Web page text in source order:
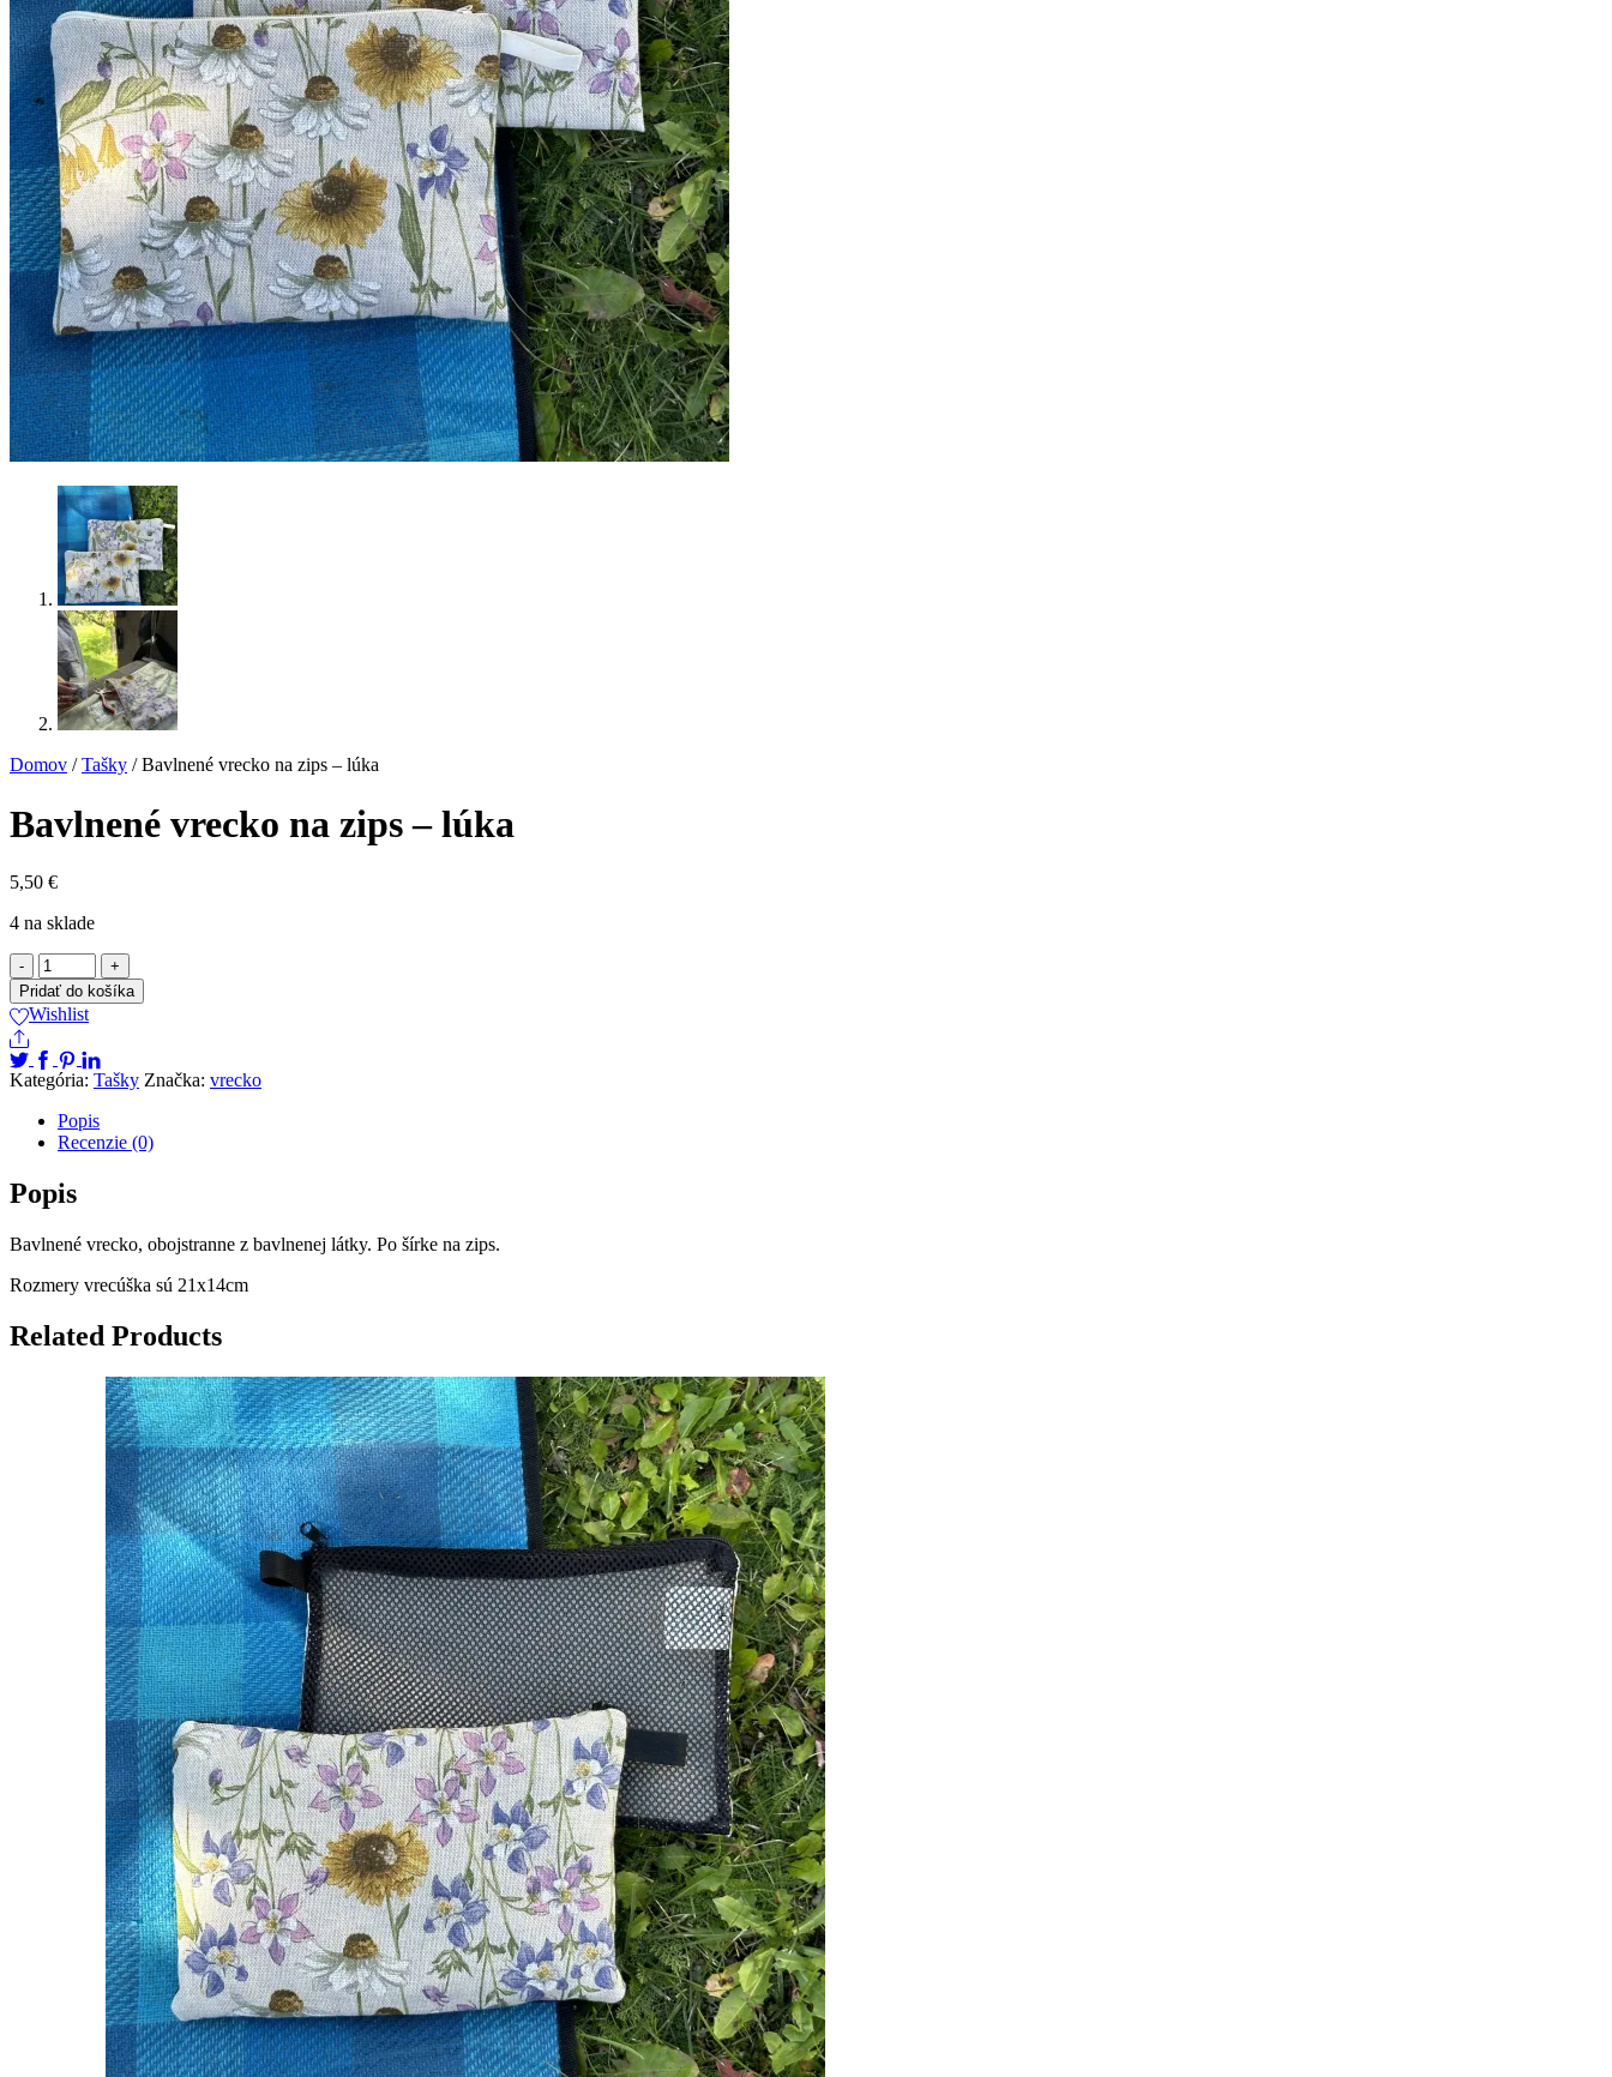
Domov /Tašky / Bavlnené vrecko na zips – lúka
Bavlnené vrecko na zips – lúka
5,50 €
4 na sklade
množstvo
Bavlnené
vrecko
na
zips
-
lúka
Pridať do košíka
Wishlist
Share
Kategória: Tašky Značka: vrecko
Popis
Recenzie (0)
Popis
Bavlnené vrecko, obojstranne z bavlnenej látky. Po šírke na zips.
Rozmery vrecúška sú 21x14cm
Related Products